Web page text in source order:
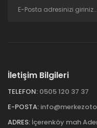
İletişim Bilgileri
TELEFON: 0505 120 37 37
E-POSTA:
ADRES: İçerenköy mah